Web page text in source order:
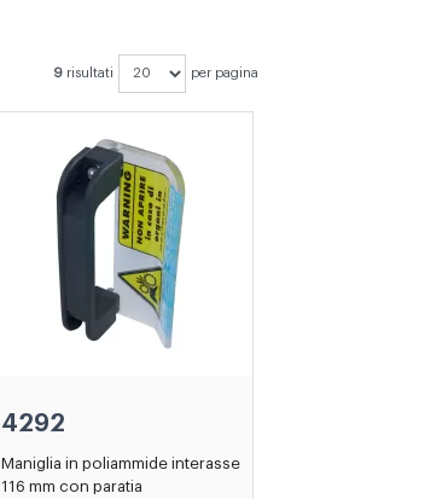
9 risultati per pagina
4292
Maniglia in poliammide interasse
116 mm con paratia